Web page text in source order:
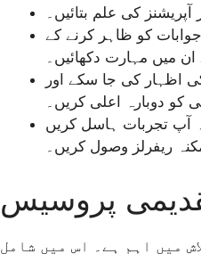
کی علم بتائیں۔
جوابات کو ظاہر کرنے کے
ان میں مہارت دکھائیں۔
اظہار کی جا سکے اور
دوبارہ اعلی کریں۔
آپ تجربات ہاسل کریں
ریفرلز وصول کریں۔
پروسیس
میں اہم ہے۔ اس میں شامل